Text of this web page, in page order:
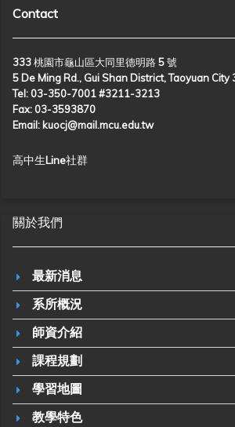
Contact
333 桃園市龜山區大同里德明路 5 號
5 De Ming Rd., Gui Shan District, Taoyuan City
Tel: 03-350-7001 #3211-3213
Fax: 03-3593870
Email: kuocj@mail.mcu.edu.tw
高中生Line社群
關於我們
最新消息
系所概況
師資介紹
課程規劃
學習地圖
教學特色